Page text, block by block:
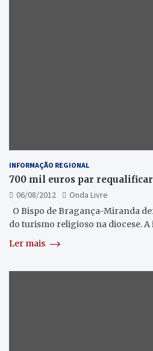
INFORMAÇÃO REGIONAL
700 mil euros par
06/08/2012
Onda Livre
O Bispo de Bragança-Miranda
do turismo religioso na diocese.
Ler mais